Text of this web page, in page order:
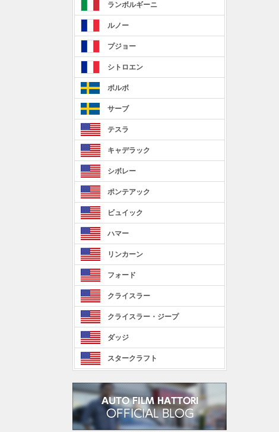
ランボルギーニ
ルノー
プジョー
シトロエン
ボルボ
サーブ
テスラ
キャデラック
シボレー
ポンテアック
ビュイック
ハマー
リンカーン
フォード
クライスラー
クライスラー・ジープ
ダッジ
スタークラフト